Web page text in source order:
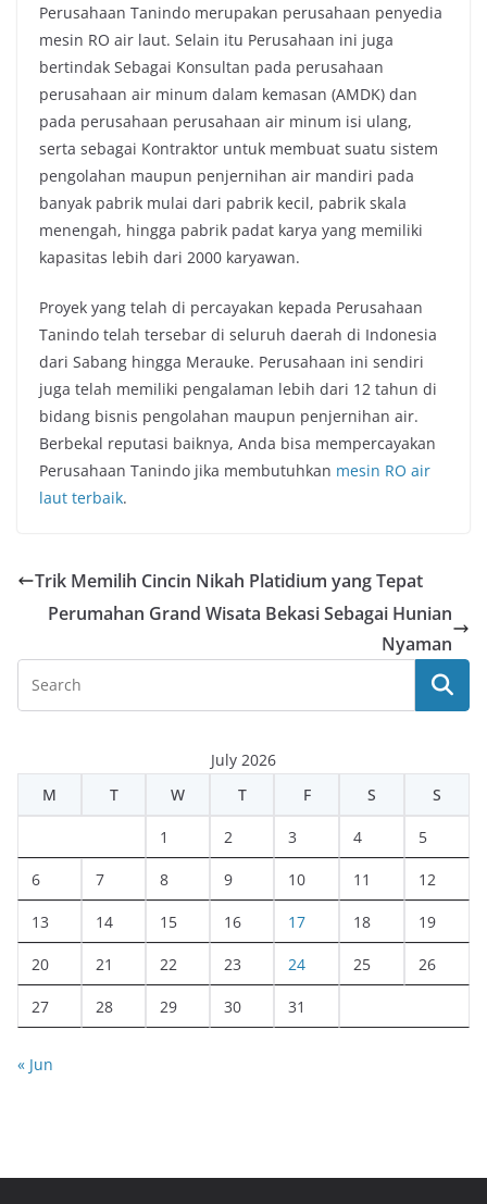
Perusahaan Tanindo merupakan perusahaan penyedia
mesin RO air laut. Selain itu Perusahaan ini juga
bertindak Sebagai Konsultan pada perusahaan
perusahaan air minum dalam kemasan (AMDK) dan
pada perusahaan perusahaan air minum isi ulang,
serta sebagai Kontraktor untuk membuat suatu sistem
pengolahan maupun penjernihan air mandiri pada
banyak pabrik mulai dari pabrik kecil, pabrik skala
menengah, hingga pabrik padat karya yang memiliki
kapasitas lebih dari 2000 karyawan.
Proyek yang telah di percayakan kepada Perusahaan
Tanindo telah tersebar di seluruh daerah di Indonesia
dari Sabang hingga Merauke. Perusahaan ini sendiri
juga telah memiliki pengalaman lebih dari 12 tahun di
bidang bisnis pengolahan maupun penjernihan air.
Berbekal reputasi baiknya, Anda bisa mempercayakan
Perusahaan Tanindo jika membutuhkan mesin RO air
laut terbaik.
Trik Memilih Cincin Nikah Platidium yang Tepat
Perumahan Grand Wisata Bekasi Sebagai Hunian
Nyaman
July 2026
M
T W T F S S
1 2 3 4 5
6 7 8 9 10 11 12
13 14 15 16 17 18 19
20 21 22 23 24 25 26
27 28 29 30 31
« Jun